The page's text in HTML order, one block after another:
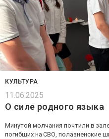
КУЛЬТУРА
11.06.2025
О силе родного языка
Минутой молчания почтили в
погибших на СВО, полазненские